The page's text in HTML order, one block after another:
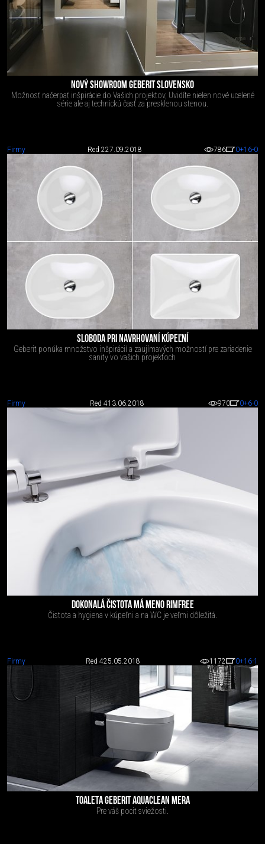
NOVÝ SHOWROOM GEBERIT SLOVENSKO
Možnosť načerpať inšpirácie do Vašich projektov, Uvidíte nielen nové ucelené
série ale aj technickú časť za presklenou stenou.
Firmy Red 227.09.2018 786 0+16-0
SLOBODA PRI NAVRHOVANÍ KÚPEĽNÍ
Geberit ponúka množstvo inšpirácií a zaujímavých možností pre zariadenie
sanity vo vašich projektoch
Firmy Red 413.06.2018 970 0+6-0
DOKONALÁ ČISTOTA MÁ MENO RIMFREE
Čistota a hygiena v kúpeľni a na WC je veľmi dôležitá.
Firmy Red 425.05.2018 1172 0+16-1
TOALETA GEBERIT AQUACLEAN MERA
Pre váš pocit sviežosti.